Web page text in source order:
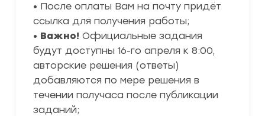
• После оплаты Вам на почту придёт
ссылка для получения работы;
• Важно! Официальные задания
будут доступны 16-го апреля к 8:00,
авторские решения (ответы)
добавляются по мере решения в
течении получаса после публикации
заданий;